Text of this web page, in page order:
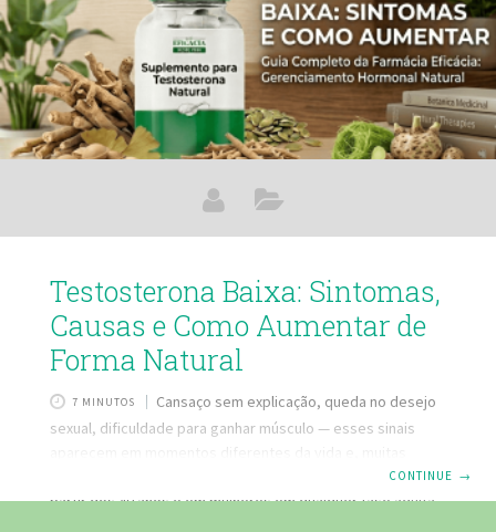
Testosterona Baixa: Sintomas,
Causas e Como Aumentar de
Forma Natural
7 MINUTOS
Cansaço sem explicação, queda no desejo
sexual, dificuldade para ganhar músculo — esses sinais
aparecem em momentos diferentes da vida e, muitas
vezes, passam despercebidos por anos. Em homens a
partir dos 40 anos e em mulheres em qualquer fase adulta,
CONTINUE →